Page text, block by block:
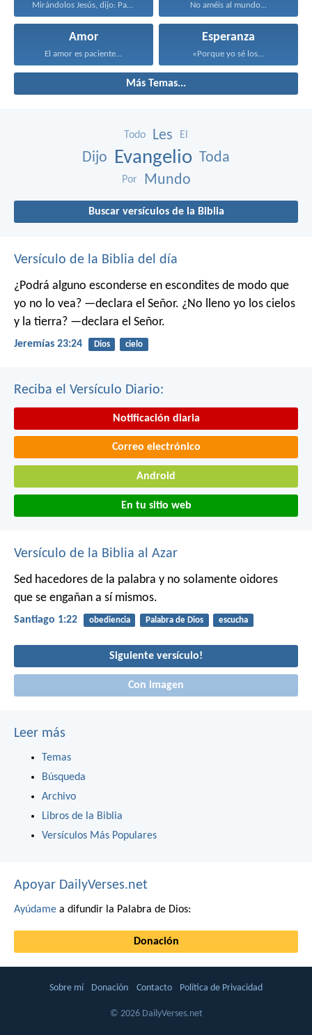
Mirándolos Jesús, dijo: Para... No améis al mundo...
Amor
El amor es paciente...
Esperanza
«Porque yo sé los...
Más Temas...
Todo Les El
Dijo Evangelio Toda
Por Mundo
Buscar versículos de la Biblia
Versículo de la Biblia del día
¿Podrá alguno esconderse en escondites de modo que
yo no lo vea? —declara el Señor. ¿No lleno yo los cielos
y la tierra? —declara el Señor.
Jeremías 23:24 Dios cielo
Reciba el Versículo Diario:
Notificación diaria
Correo electrónico
Android
En tu sitio web
Versículo de la Biblia al Azar
Sed hacedores de la palabra y no solamente oidores
que se engañan a sí mismos.
Santiago 1:22 obediencia Palabra de Dios escucha
Siguiente versículo!
Con imagen
Leer más
Temas
Búsqueda
Archivo
Libros de la Biblia
Versículos Más Populares
Apoyar DailyVerses.net
Ayúdame a difundir la Palabra de Dios:
Donación
Sobre mí Donación Contacto Política de Privacidad
© 2026 DailyVerses.net